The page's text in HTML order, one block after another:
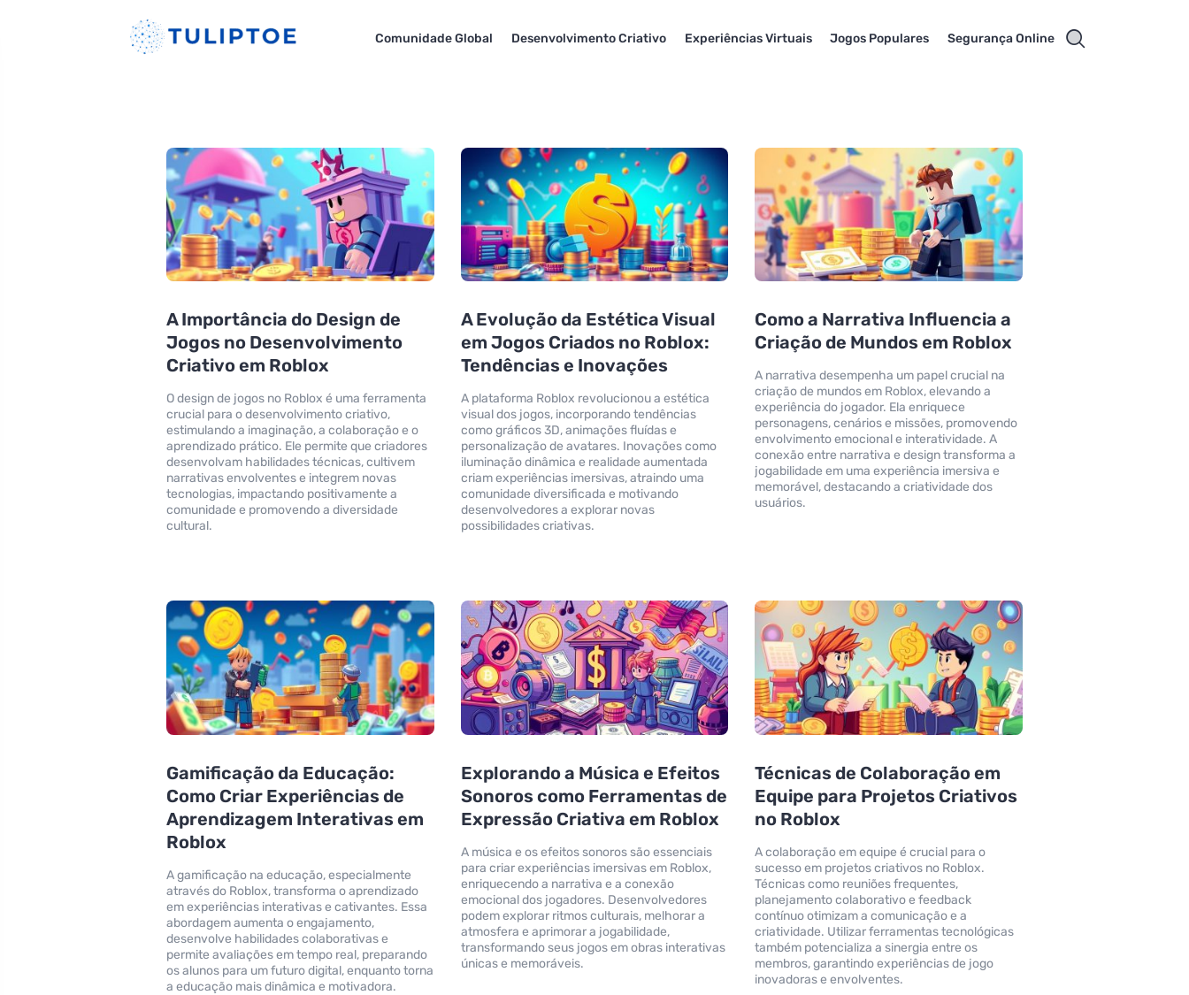
Comunidade Global Desenvolvimento Criativo Experiências Virtuais Jogos Populares Segurança Online
A Importância do Design de
Jogos no Desenvolvimento
Criativo em Roblox
O design de jogos no Roblox é uma ferramenta
crucial para o desenvolvimento criativo,
estimulando a imaginação, a colaboração e o
aprendizado prático. Ele permite que criadores
desenvolvam habilidades técnicas, cultivem
narrativas envolventes e integrem novas
tecnologias, impactando positivamente a
comunidade e promovendo a diversidade
cultural.
A Evolução da Estética Visual
em Jogos Criados no Roblox:
Tendências e Inovações
A plataforma Roblox revolucionou a estética
visual dos jogos, incorporando tendências
como gráficos 3D, animações fluídas e
personalização de avatares. Inovações como
iluminação dinâmica e realidade aumentada
criam experiências imersivas, atraindo uma
comunidade diversificada e motivando
desenvolvedores a explorar novas
possibilidades criativas.
Como a Narrativa Influencia a
Criação de Mundos em Roblox
A narrativa desempenha um papel crucial na
criação de mundos em Roblox, elevando a
experiência do jogador. Ela enriquece
personagens, cenários e missões, promovendo
envolvimento emocional e interatividade. A
conexão entre narrativa e design transforma a
jogabilidade em uma experiência imersiva e
memorável, destacando a criatividade dos
usuários.
Gamificação da Educação:
Como Criar Experiências de
Aprendizagem Interativas em
Roblox
A gamificação na educação, especialmente
através do Roblox, transforma o aprendizado
em experiências interativas e cativantes. Essa
abordagem aumenta o engajamento,
desenvolve habilidades colaborativas e
permite avaliações em tempo real, preparando
os alunos para um futuro digital, enquanto torna
a educação mais dinâmica e motivadora.
Explorando a Música e Efeitos
Sonoros como Ferramentas de
Expressão Criativa em Roblox
A música e os efeitos sonoros são essenciais
para criar experiências imersivas em Roblox,
enriquecendo a narrativa e a conexão
emocional dos jogadores. Desenvolvedores
podem explorar ritmos culturais, melhorar a
atmosfera e aprimorar a jogabilidade,
transformando seus jogos em obras interativas
únicas e memoráveis.
Técnicas de Colaboração em
Equipe para Projetos Criativos
no Roblox
A colaboração em equipe é crucial para o
sucesso em projetos criativos no Roblox.
Técnicas como reuniões frequentes,
planejamento colaborativo e feedback
contínuo otimizam a comunicação e a
criatividade. Utilizar ferramentas tecnológicas
também potencializa a sinergia entre os
membros, garantindo experiências de jogo
inovadoras e envolventes.